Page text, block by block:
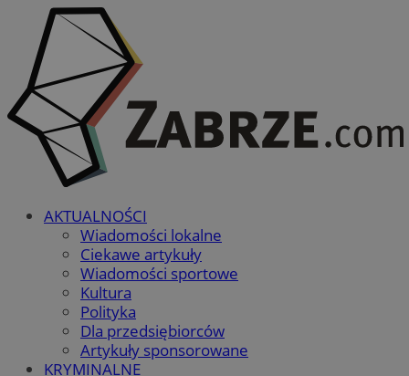
AKTUALNOŚCI
Wiadomości lokalne
Ciekawe artykuły
Wiadomości sportowe
Kultura
Polityka
Dla przedsiębiorców
Artykuły sponsorowane
KRYMINALNE